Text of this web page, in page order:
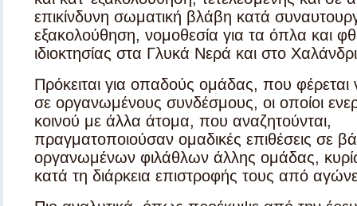
επικίνδυνη σωματική βλάβη κατά
εξακολούθηση, νομοθεσία για τα όπλα και
ιδιοκτησίαςστα Γλυκά Νερά καιστο
Πρόκειται για οπαδούς ομάδας, που
σε οργανωμένους συνδέσμους, οι οποίοι
κοινού με άλλα άτομα, που αναζητούνται,
πραγματοποιούσαν ομαδικές επιθέσεις σε
οργανωμένων φιλάθλων άλλης ομάδας,
κατά τη διάρκεια επιστροφής τους από